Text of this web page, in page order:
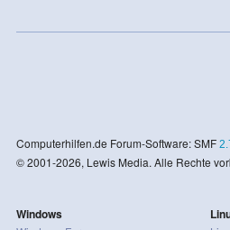
Computerhilfen.de Forum-Software: SMF
© 2001-2026, Lewis Media. Alle Rechte
Windows